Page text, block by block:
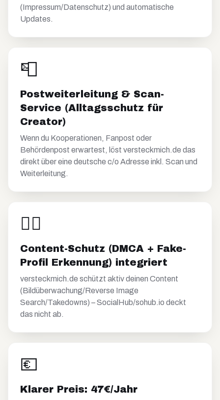
(Impressum/Datenschutz) und automatische
Updates.
📮
Postweiterleitung & Scan-
Service (Alltagsschutz für
Creator)
Wenn du Kooperationen, Fanpost oder
Behördenpost erwartest, löst versteckmich.de das
direkt über eine deutsche c/o Adresse inkl. Scan und
Weiterleitung.
🕵️‍♀️
Content-Schutz (DMCA + Fake-
Profil Erkennung) integriert
versteckmich.de schützt aktiv deinen Content
(Bildüberwachung/Reverse Image
Search/Takedowns) – SocialHub/sohub.io deckt
das nicht ab.
💶
Klarer Preis: 47€/Jahr